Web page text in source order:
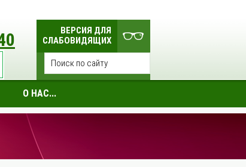
ВЕРСИЯ ДЛЯ
СЛАБОВИДЯЩИХ
О НАС...